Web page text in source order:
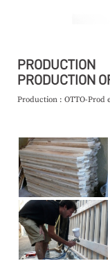
PRODUCTION
Production : OTTO-Prod